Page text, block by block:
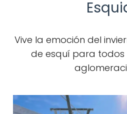
Vive la emoción del
de esquí para todos